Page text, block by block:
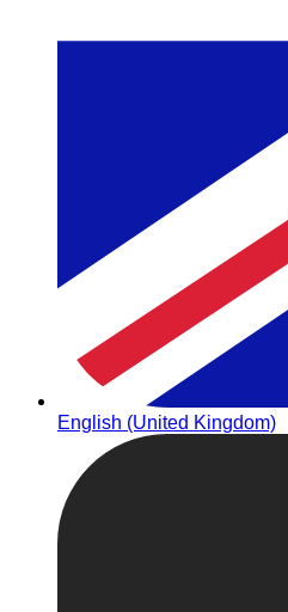
English (United Kingdom)